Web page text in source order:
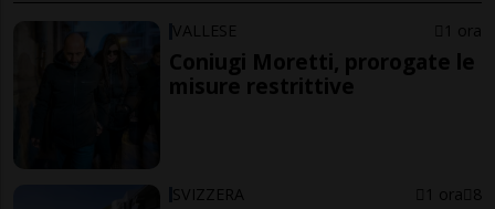
VALLESE 1 ora
Coniugi Moretti, prorogate le
misure restrittive
SVIZZERA 1 ora 8